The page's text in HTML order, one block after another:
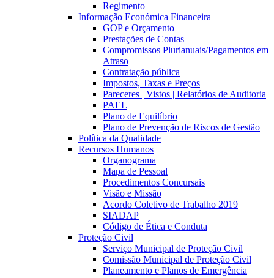
Regimento
Informação Económica Financeira
GOP e Orçamento
Prestações de Contas
Compromissos Plurianuais/Pagamentos em
Atraso
Contratação pública
Impostos, Taxas e Preços
Pareceres | Vistos | Relatórios de Auditoria
PAEL
Plano de Equilíbrio
Plano de Prevenção de Riscos de Gestão
Política da Qualidade
Recursos Humanos
Organograma
Mapa de Pessoal
Procedimentos Concursais
Visão e Missão
Acordo Coletivo de Trabalho 2019
SIADAP
Código de Ética e Conduta
Proteção Civil
Serviço Municipal de Proteção Civil
Comissão Municipal de Proteção Civil
Planeamento e Planos de Emergência